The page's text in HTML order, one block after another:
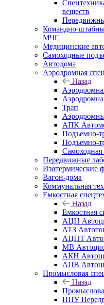
веществ
Командно-
МЧС
Медицинские
Самоходные
Автодома
Аэродромная
Назад
Трап
АПК
Подъемно-
Подъемно-
Передвижные
Изотермические
Вагон-дома
Коммунальная
Емкостная
Назад
Емкостная
АЦН
АТЗ
АЦПТ
МВ
АКН
АЦВ
Промысловая
Назад
ППУ